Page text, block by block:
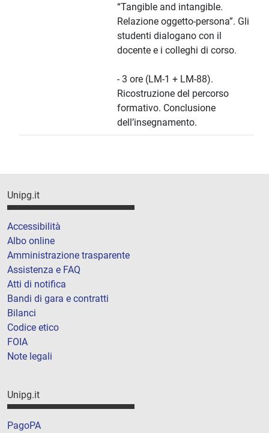
“Tangible and intangible.
Relazione oggetto-persona”. Gli
studenti dialogano con il
docente e i colleghi di corso.
- 3 ore (LM-1 + LM-88).
Ricostruzione del percorso
formativo. Conclusione
dell’insegnamento.
Unipg.it
Accessibilità
Albo online
Amministrazione trasparente
Assistenza e FAQ
Atti di notifica
Bandi di gara e contratti
Bilanci
Codice etico
FOIA
Note legali
Unipg.it
PagoPA